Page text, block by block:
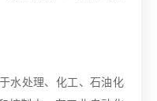
水处理、化工、石油化